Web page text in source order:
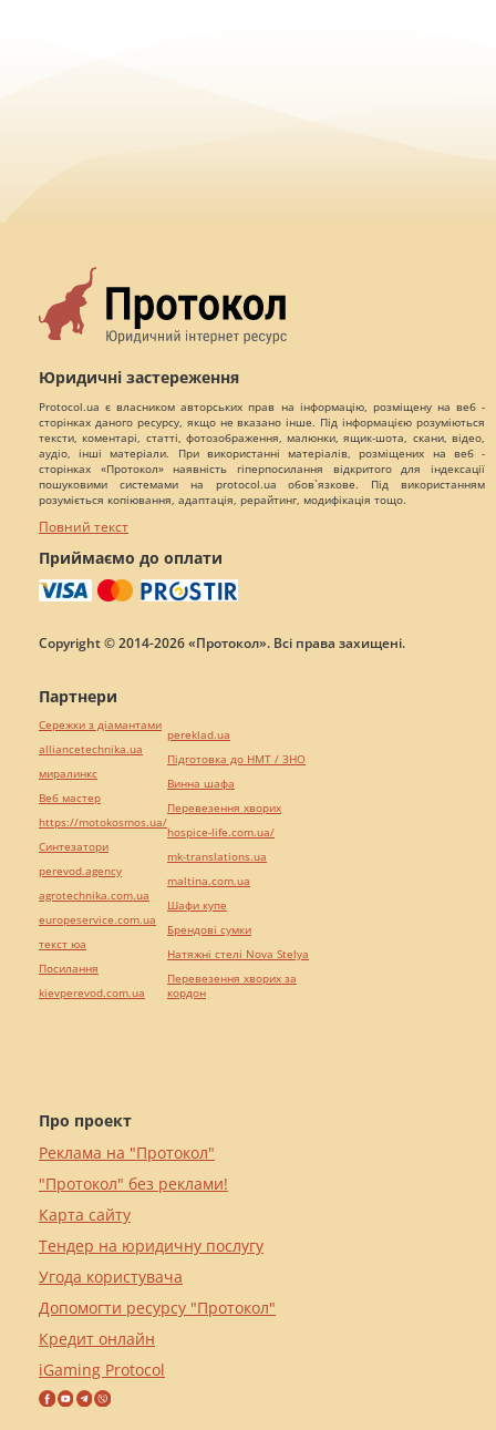
Юридичні застереження
Protocol.ua є власником авторських прав на інформацію, розміщену на веб -
сторінках даного ресурсу, якщо не вказано інше. Під інформацією розуміються
тексти, коментарі, статті, фотозображення, малюнки, ящик-шота, скани, відео,
аудіо, інші матеріали. При використанні матеріалів, розміщених на веб -
сторінках «Протокол» наявність гіперпосилання відкритого для індексації
пошуковими системами на protocol.ua обов`язкове. Під використанням
розуміється копіювання, адаптація, рерайтинг, модифікація тощо.
Повний текст
Приймаємо до оплати
Copyright © 2014-2026 «Протокол». Всі права захищені.
Про проект
Реклама на "Протокол"
"Протокол" без реклами!
Карта сайту
Тендер на юридичну послугу
Угода користувача
Допомогти ресурсу "Протокол"
Кредит онлайн
iGaming Protocol
Партнери
Сережки з діамантами
alliancetechnika.ua
миралинкс
Веб мастер
https://motokosmos.ua/
Синтезатори
perevod.agency
agrotechnika.com.ua
europeservice.com.ua
текст юа
Посилання
kievperevod.com.ua
pereklad.ua
Підготовка до НМТ / ЗНО
Винна шафа
Перевезення хворих
hospice-life.com.ua/
mk-translations.ua
maltina.com.ua
Шафи купе
Брендові сумки
Натяжні стелі Nova Stelya
Перевезення хворих за
кордон